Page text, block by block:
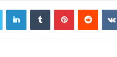
LinkedInTumblr PinterestReddit